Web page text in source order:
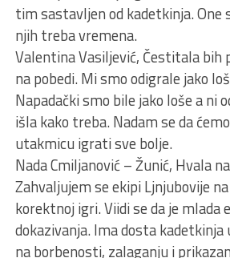
tim sastavljen od kadetkinja. One
njih treba vremena.
Valentina Vasiljević, Čestitala bih
na pobedi. Mi smo odigrale jako
Napadački smo bile jako loše a ni
išla kako treba. Nadam se da
utakmicu igrati sve bolje.
Nada Cmiljanović – Žunić, Hvala
Zahvaljujem se ekipi Ljnjubovije
korektnoj igri. Viidi se da je mlada
dokazivanja. Ima dosta kadetkinja
na borbenosti, zalaganju i